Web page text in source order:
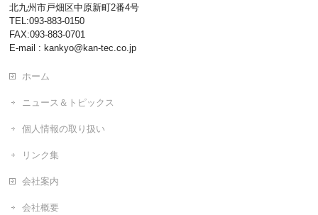
北九州市戸畑区中原新町2番4号
TEL:093-883-0150
FAX:093-883-0701
E-mail : kankyo@kan-tec.co.jp
ホーム
ニュース＆トピックス
個人情報の取り扱い
リンク集
会社案内
会社概要